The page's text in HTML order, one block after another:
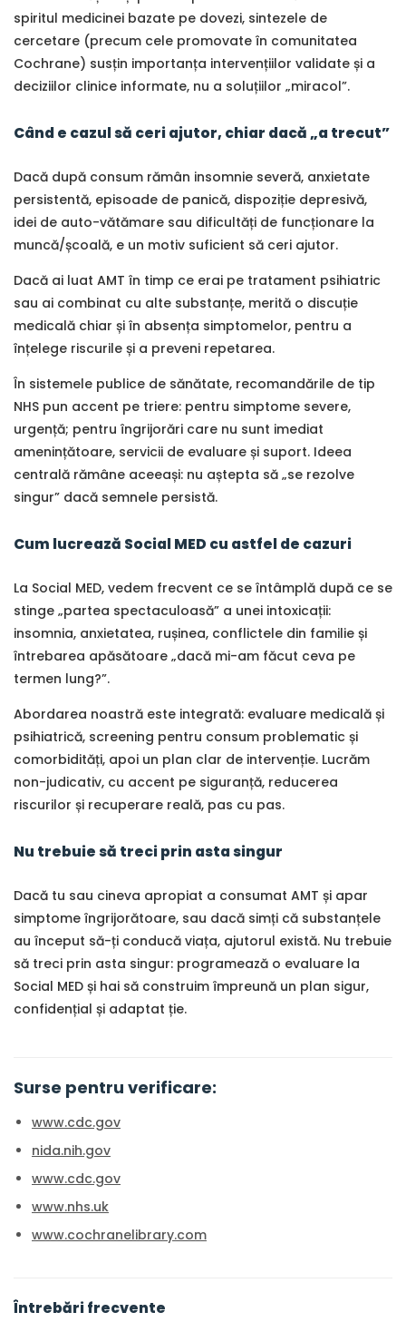
spiritul medicinei bazate pe dovezi, sintezele de
cercetare (precum cele promovate în comunitatea
Cochrane) susțin importanța intervențiilor validate și a
deciziilor clinice informate, nu a soluțiilor „miracol”.
Când e cazul să ceri ajutor, chiar dacă „a trecut”
Dacă după consum rămân insomnie severă, anxietate
persistentă, episoade de panică, dispoziție depresivă,
idei de auto-vătămare sau dificultăți de funcționare la
muncă/școală, e un motiv suficient să ceri ajutor.
Dacă ai luat AMT în timp ce erai pe tratament psihiatric
sau ai combinat cu alte substanțe, merită o discuție
medicală chiar și în absența simptomelor, pentru a
înțelege riscurile și a preveni repetarea.
În sistemele publice de sănătate, recomandările de tip
NHS pun accent pe triere: pentru simptome severe,
urgență; pentru îngrijorări care nu sunt imediat
amenințătoare, servicii de evaluare și suport. Ideea
centrală rămâne aceeași: nu aștepta să „se rezolve
singur” dacă semnele persistă.
Cum lucrează Social MED cu astfel de cazuri
La Social MED, vedem frecvent ce se întâmplă după ce se
stinge „partea spectaculoasă” a unei intoxicații:
insomnia, anxietatea, rușinea, conflictele din familie și
întrebarea apăsătoare „dacă mi-am făcut ceva pe
termen lung?”.
Abordarea noastră este integrată: evaluare medicală și
psihiatrică, screening pentru consum problematic și
comorbidități, apoi un plan clar de intervenție. Lucrăm
non-judicativ, cu accent pe siguranță, reducerea
riscurilor și recuperare reală, pas cu pas.
Nu trebuie să treci prin asta singur
Dacă tu sau cineva apropiat a consumat AMT și apar
simptome îngrijorătoare, sau dacă simți că substanțele
au început să-ți conducă viața, ajutorul există. Nu trebuie
să treci prin asta singur: programează o evaluare la
Social MED și hai să construim împreună un plan sigur,
confidențial și adaptat ție.
Surse pentru verificare:
www.cdc.gov
nida.nih.gov
www.cdc.gov
www.nhs.uk
www.cochranelibrary.com
Întrebări frecvente